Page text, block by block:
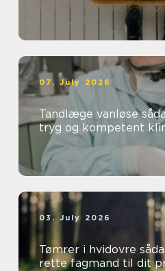
07. July 2026
Tandlæge vanløse sådan finder du en
tryg og kompetent
03. July 2026
Tømrer i hvidovre sådan vælger du den
rette fagmand til dit